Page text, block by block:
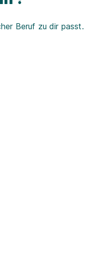
Beruf zu dir passt.